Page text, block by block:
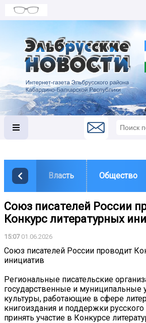
Власть Общество
Союз писателей России
Конкурс литературных
15:0701.06.2026
Союз писателей России проводит
инициатив
Региональные писательские
государственные и муниципальные
культуры, работающие в сфере
книгоиздания и поддержки
принять участие в Конкурсе